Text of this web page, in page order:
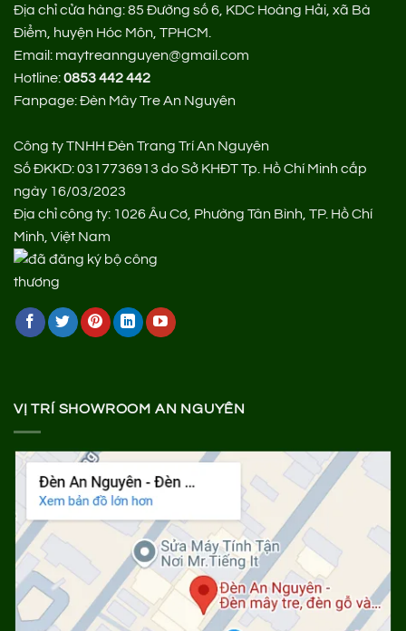
Địa chỉ cửa hàng:85 Đường số 6, KDC Hoàng Hải, xã Bà
Điểm, huyện Hóc Môn, TPHCM.
Email: maytreannguyen@gmail.com
Hotline:0853 442 442
Fanpage:Đèn Mây Tre An Nguyên
Công ty TNHH Đèn Trang Trí An Nguyên
Số ĐKKD: 0317736913 do Sở KHĐT Tp. Hồ Chí Minh cấp
ngày 16/03/2023
Địa chỉ công ty: 1026 Âu Cơ, Phường Tân Bình, TP. Hồ Chí
Minh, Việt Nam
VỊ TRÍ SHOWROOM AN NGUYÊN